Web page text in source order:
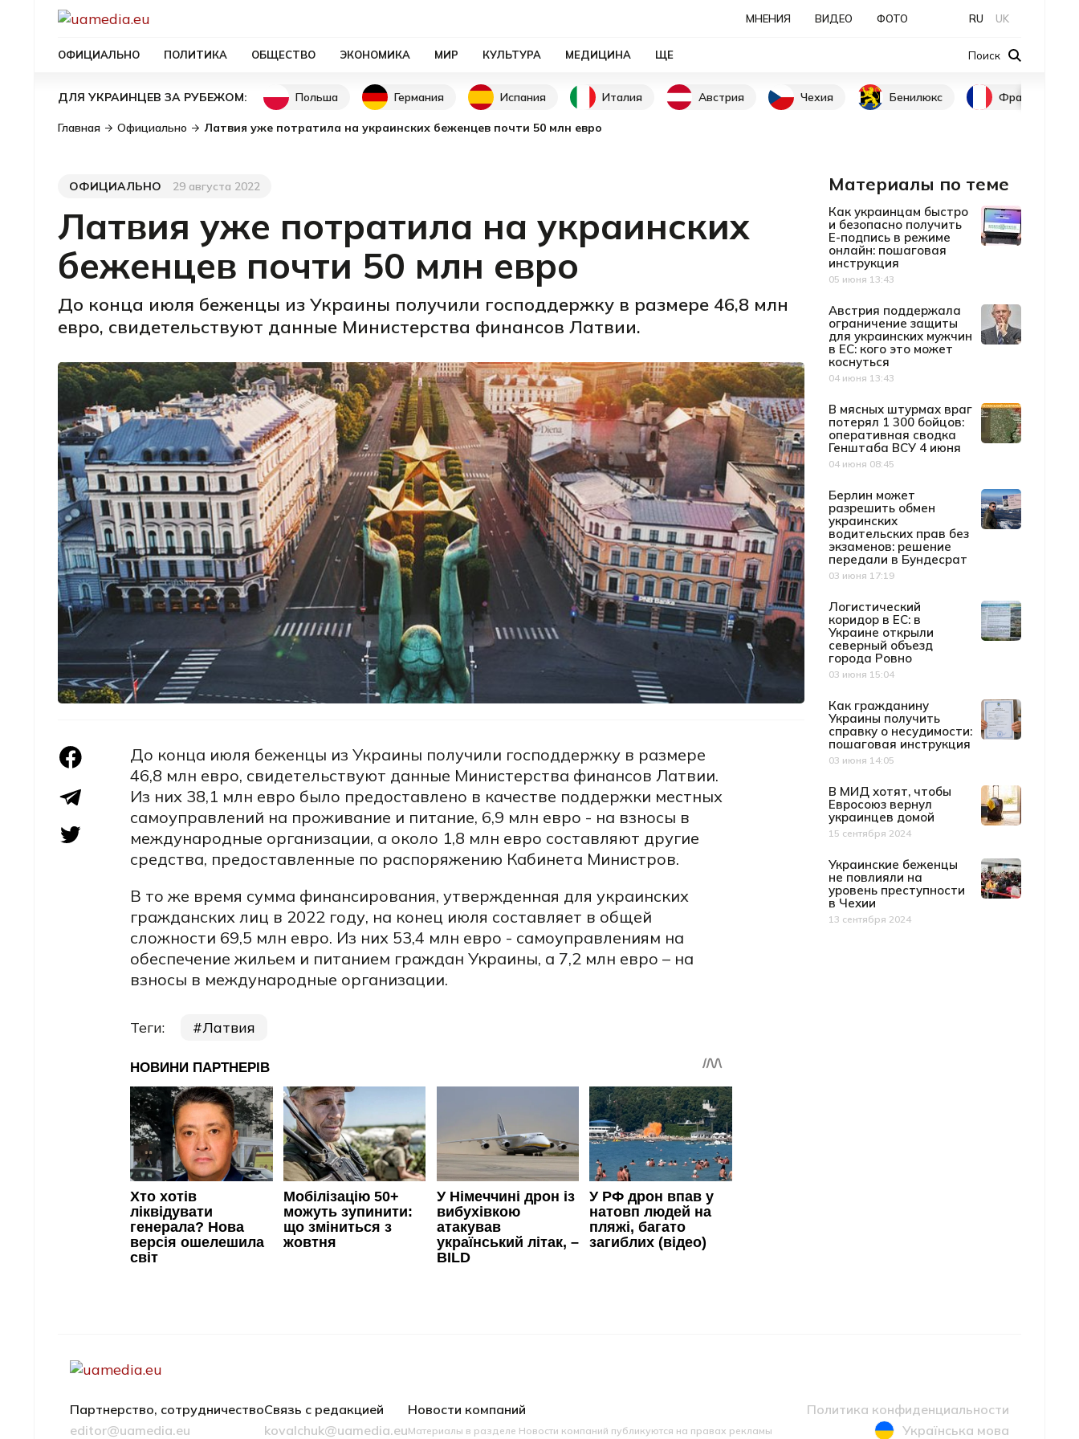
МНЕНИЯ ВИДЕО ФОТО
ОФИЦИАЛЬНО ПОЛИТИКА ОБЩЕСТВО ЭКОНОМИКА МИР КУЛЬТУРА МЕДИЦИНА ЩЕ
RU UK
Поиск
ДЛЯ УКРАИНЦЕВ ЗА РУБЕЖОМ: Польша Германия Испания Италия Австрия Чехия Бенилюкс Франция
Главная Официально Латвия уже потратила на украинских беженцев почти 50 млн евро
Категория
ОФИЦИАЛЬНО
Дата публикации29 августа 2022
Латвия уже потратила на украинских
беженцев почти 50 млн евро
До конца июля беженцы из Украины получили господдержку в размере 46,8 млн
евро, свидетельствуют данные Министерства финансов Латвии.
До конца июля беженцы из Украины получили господдержку в размере
46,8 млн евро, свидетельствуют данные Министерства финансов Латвии.
Из них 38,1 млн евро было предоставлено в качестве поддержки местных
самоуправлений на проживание и питание, 6,9 млн евро - на взносы в
международные организации, а около 1,8 млн евро составляют другие
средства, предоставленные по распоряжению Кабинета Министров.
В то же время сумма финансирования, утвержденная для украинских
гражданских лиц в 2022 году, на конец июля составляет в общей
сложности 69,5 млн евро. Из них 53,4 млн евро - самоуправлениям на
обеспечение жильем и питанием граждан Украины, а 7,2 млн евро – на
взносы в международные организации.
Теги: Латвия
Материалы по теме
Как украинцам быстро
и безопасно получить
Е-подпись в режиме
онлайн: пошаговая
инструкция
Дата публикации
05 июня 13:43
Австрия поддержала
ограничение защиты
для украинских мужчин
в ЕС: кого это может
коснуться
Дата публикации
04 июня 13:43
В мясных штурмах враг
потерял 1 300 бойцов:
оперативная сводка
Генштаба ВСУ 4 июня
Дата публикации
04 июня 08:45
Берлин может
разрешить обмен
украинских
водительских прав без
экзаменов: решение
передали в Бундесрат
Дата публикации
03 июня 17:19
Логистический
коридор в ЕС: в
Украине открыли
северный объезд
города Ровно
Дата публикации
03 июня 15:04
Как гражданину
Украины получить
справку о несудимости:
пошаговая инструкция
Дата публикации
03 июня 14:05
В МИД хотят, чтобы
Евросоюз вернул
украинцев домой
Дата публикации
15 сентября 2024
Украинские беженцы
не повлияли на
уровень преступности
в Чехии
Дата публикации
13 сентября 2024
Партнерство, сотрудничество
editor@uamedia.eu
Связь с редакцией
kovalchuk@uamedia.eu
Новости компаний
Материалы в разделе Новости компаний публикуются на правах рекламы
Политика конфиденциальности
Українська мова